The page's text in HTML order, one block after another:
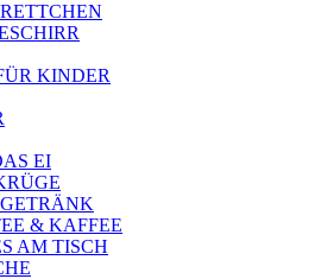
KINDER
EI
& KAFFEE
AM TISCH